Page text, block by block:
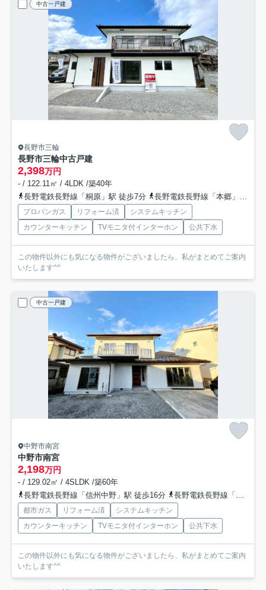
中古一戸建
長野市三輪
長野市三輪中古戸建
2,398万円
- / 122.11㎡ / 4LDK /築40年
長野電鉄長野線「桐原」駅 徒歩7分
長野電鉄長野線「本郷」駅 徒歩6分
プロパンガス リフォーム済
システムキッチン
カウンターキッチン
TVモニタ付インターホン 公共下水
この物件以外にも気になる物件がございましたら、私がまとめてご案内
いたします^^
中古一戸建
中野市南宮
中野市南宮
2,198万円
- / 129.02㎡ / 4SLDK /築60年
長野電鉄長野線「信州中野」駅 徒歩16分
長野電鉄長野線「延徳」駅 徒歩20分
都市ガス リフォーム済
システムキッチン
カウンターキッチン
TVモニタ付インターホン 公共下水
この物件以外にも気になる物件がございましたら、私がまとめてご案内
いたします^^